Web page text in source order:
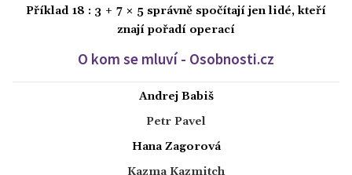
Příklad 18 : 3 + 7 × 5 správně spočítají jen lidé, kteří
znají pořadí operací
O kom se mluví - Osobnosti.cz
Andrej Babiš
Petr Pavel
Hana Zagorová
Kazma Kazmitch